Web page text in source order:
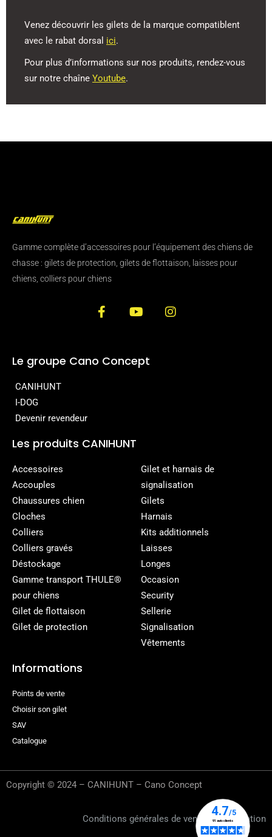
Venez découvrir les gilets de la marque compatiblent
avec le rabat dorsal ici.
Pour plus d’informations sur nos produits, rendez-vous
sur notre chaîne Youtube.
Gamme complète d’accessoires pour l’équipement des chiens de
chasse : gilets de protection, gilets de flottaison, laisses pour
chiens, colliers pour chiens
Le groupe Cano Concept
CANIHUNT
I-DOG
Devenir revendeur
Les produits CANIHUNT
Accessoires
Accouples
Chaussures chien
Cloches
Colliers
Colliers gravés
Déstockage
Gamme transport THULE®
pour chiens
Gilet de flottaison
Gilet de protection
Gilet et harnais de
signalisation
Gilets
Harnais
Kits additionnels
Laisses
Longes
Occasion
Security
Sellerie
Signalisation
Vêtements
Informations
Points de vente
Choisir son gilet
SAV
Catalogue
Copyright © 2024 – CANIHUNT – Cano Concept
Conditions générales de vente –Rétractation